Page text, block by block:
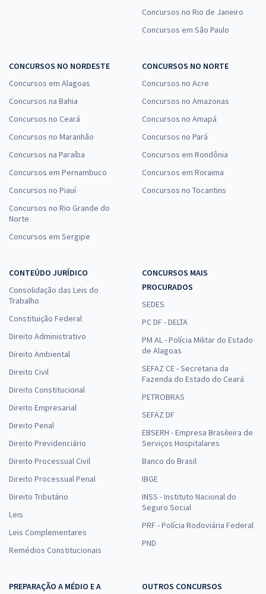
Concursos no Rio de Janeiro
Concursos em São Paulo
CONCURSOS NO NORDESTE
Concursos em Alagoas
Concursos na Bahia
Concursos no Ceará
Concursos no Maranhão
Concursos na Paraíba
Concursos em Pernambuco
Concursos no Piauí
Concursos no Rio Grande do
Norte
Concursos em Sergipe
CONCURSOS NO NORTE
Concursos no Acre
Concursos no Amazonas
Concursos no Amapá
Concursos no Pará
Concursos em Rondônia
Concursos em Roraima
Concursos no Tocantins
CONTEÚDO JURÍDICO
Consolidação das Leis do
Trabalho
Constituição Federal
Direito Administrativo
Direito Ambiental
Direito Civil
Direito Constitucional
Direito Empresarial
Direito Penal
Direito Previdenciário
Direito Processual Civil
Direito Processual Penal
Direito Tributário
Leis
Leis Complementares
Remédios Constitucionais
CONCURSOS MAIS
PROCURADOS
SEDES
PC DF - DELTA
PM AL - Polícia Militar do Estado
de Alagoas
SEFAZ CE - Secretaria da
Fazenda do Estado do Ceará
PETROBRAS
SEFAZ DF
EBSERH - Empresa Brasileira de
Serviços Hospitalares
Banco do Brasil
IBGE
INSS - Instituto Nacional do
Seguro Social
PRF - Polícia Rodoviária Federal
PND
PREPARAÇÃO A MÉDIO E A
OUTROS CONCURSOS